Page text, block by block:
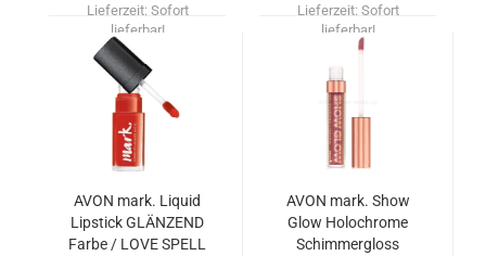
Lieferzeit: Sofort
lieferbar!
Lieferzeit: Sofort
lieferbar!
AVON mark. Li­quid
Lip­stick GLÄN­ZEND
Farbe / LOVE SPELL
AVON mark. Show
Glow Ho­loch­ro­me
Schim­mer­g­loss